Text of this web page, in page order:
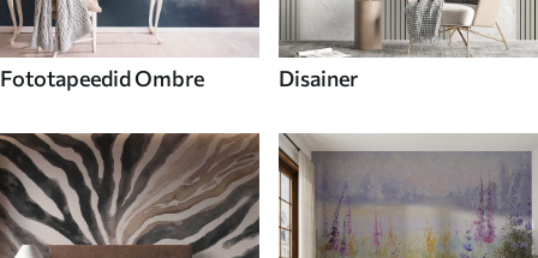
Fototapeedid Ombre Disainer